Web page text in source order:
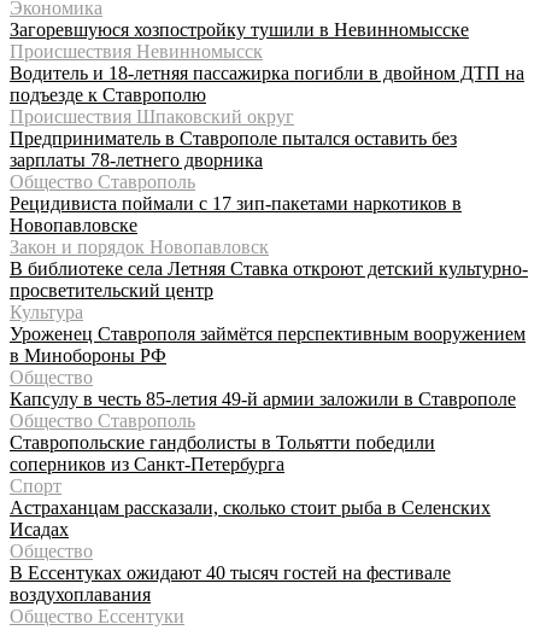
Экономика
Загоревшуюся хозпостройку тушили в Невинномысске
Происшествия Невинномысск
Водитель и 18-летняя пассажирка погибли в двойном ДТП на
подъезде к Ставрополю
Происшествия Шпаковский округ
Предприниматель в Ставрополе пытался оставить без
зарплаты 78-летнего дворника
Общество Ставрополь
Рецидивиста поймали с 17 зип-пакетами наркотиков в
Новопавловске
Закон и порядок Новопавловск
В библиотеке села Летняя Ставка откроют детский культурно-
просветительский центр
Культура
Уроженец Ставрополя займётся перспективным вооружением
в Минобороны РФ
Общество
Капсулу в честь 85-летия 49-й армии заложили в Ставрополе
Общество Ставрополь
Ставропольские гандболисты в Тольятти победили
соперников из Санкт-Петербурга
Спорт
Астраханцам рассказали, сколько стоит рыба в Селенских
Исадах
Общество
В Ессентуках ожидают 40 тысяч гостей на фестивале
воздухоплавания
Общество Ессентуки